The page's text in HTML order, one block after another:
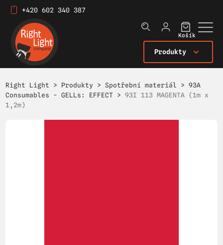
+420 602 340 387
Produkty
Košík
Right Light > Produkty >Spotřební materiál >93A
Consumables - GELLs: EFFECT >93I 113 MAGENTA (1m x
1,2m)